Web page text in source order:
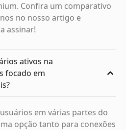
Confira um comparativo
no nosso artigo e
assinar!
ativos na
focado em
em várias partes do
opção tanto para conexões